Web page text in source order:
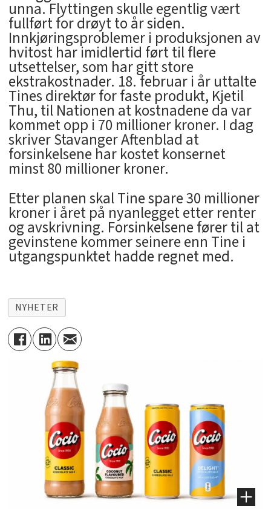
unna. Flyttingen skulle egentlig vært
fullført for drøyt to år siden.
Innkjøringsproblemer i produksjonen av
hvitost har imidlertid ført til flere
utsettelser, som har gitt store
ekstrakostnader. 18. februar i år uttalte
Tines direktør for faste produkt, Kjetil
Thu, til Nationen at kostnadene da var
kommet opp i 70 millioner kroner. I dag
skriver Stavanger Aftenblad at
forsinkelsene har kostet konsernet
minst 80 millioner kroner.
Etter planen skal Tine spare 30 millioner
kroner i året på nyanlegget etter renter
og avskrivning. Forsinkelsene fører til at
gevinstene kommer seinere enn Tine i
utgangspunktet hadde regnet med.
NYHETER